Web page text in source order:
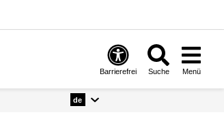
Barrierefrei Suche Menü
de